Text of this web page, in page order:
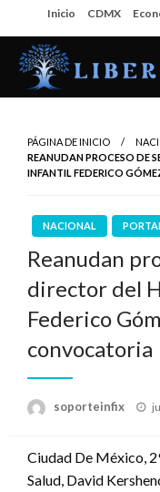
al
contenido
Inicio CDMX
PÁGINA DE INICIO
REANUDAN PROCESO DE
INFANTIL FEDERICO
NACIONAL
Reanudan
director del
Federico
convocatoria
soporteinfix
Ciudad De México,
Salud, David